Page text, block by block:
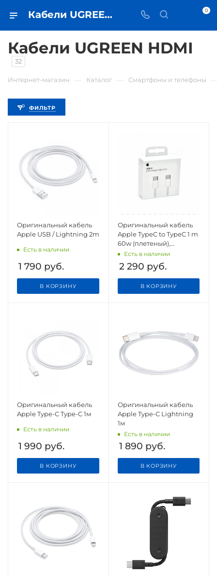
Кабели UGREEN HDMI • купить кабель в Самаре - iЧехол 0
Кабели UGREEN HDMI
32
Интернет-магазин Каталог Смартфоны и телефоны
ФИЛЬТР
Оригинальный кабель
Apple USB / Lightning 2m
Есть в наличии
1 790 руб.
В КОРЗИНУ
Оригинальный кабель
Apple TypeC to TypeC 1 m
60w (плетеный),
оригинал
Есть в наличии
2 290 руб.
В КОРЗИНУ
Оригинальный кабель
Apple Type-C Type-C 1м
Есть в наличии
1 990 руб.
В КОРЗИНУ
Оригинальный кабель
Apple Type-C Lightning
1м
Есть в наличии
1 890 руб.
В КОРЗИНУ